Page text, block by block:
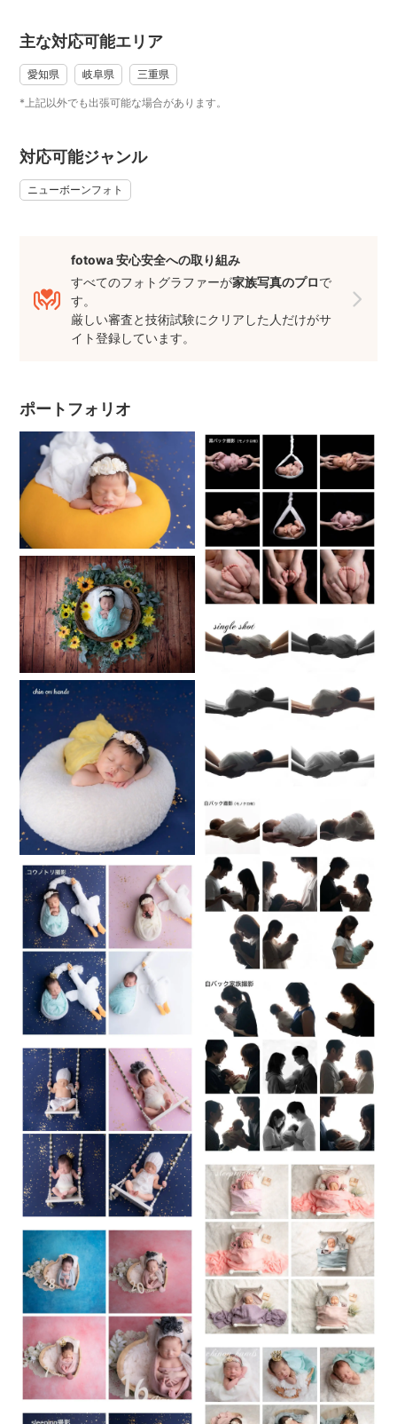
土・日・祝日 29,700円（税込）
遠方のご予約は2枠のスタンダードプランからお願いします。
❀✿❀✿❀✿❀✿❀✿❀✿❀✿❀✿❀✿❀✿❀✿❀
合計4〜5パターン
足、手、などのパーツ撮りもございます。
その他、裸黒バック・ブランコ・兄弟撮影・チンオンハン
ズ・ポテトサック、裸天使、白バック家族撮影
所要時間：2時間(小物貸出・出張費込み)
機材設置撤去などに１５分前後かかります。
ます。（事前にお伝えください）
料金：(2枠料金)平日 48,400円（税込）
土・日・祝日59,400円（税込）
ご予約方法は1時間の予約を2回行ってください。
（例：13:00~14:00と14:00~15:00）
❀✿❀✿❀✿❀✿❀✿❀✿❀✿❀✿❀✿❀✿❀✿❀
⚠️『裸黒バック・ブランコ・兄弟撮影・チンオンハンズ・ポ
テトサック、裸天使』はスタンダードプラン以上から対応と
なります。
赤ちゃんの安心安全はもちろんのこと、負担をかけない撮影
をしております。
赤ちゃんに負担のかかる撮影はお断りしていますのでご注意
ください。
名古屋市内からお伺いいたしますので遠方の方はお受け出来
ないプランがございますのでご確認お願いいたします。
当日の赤ちゃんの状況次第でお時間前後する可能性がありま
すので撮影前後は余裕のあるスケジュールでお願いいたしま
❀✿❀✿❀✿❀✿❀✿❀✿❀✿❀✿❀✿❀✿❀✿❀
〜アートニューボーンフォトご予約の方へ〜
※ ライティングを行うため天候に左右されず夜でも日中同様の
クオリティで撮影できます。
❶ スペース･授乳『撮影当日の準備』
⑴家具などない4帖〜6帖のスペースをご用意下さい。
広いスペースがない場合2m×2mご用意ください。
※ライティングを行うため窓際でなくてもOKです。
⑵カメラマンが到着する3時間前に授乳して、お腹を空かせて
ください。
⑶撮影時間の少し前に沐浴するとお顔も綺麗になり撮影前の
授乳でよりよく眠ってくれます。
⑷カメラマン到着20分前にいつもより多めにミルクを作って
いただき（120ml〜160ml程度）授乳お願いします。 残った
分は撮影中に使わせていただく事がございます。
❷ 駐車場
車移動のため無料駐車場のご用意をお願いします。
40kg以上の荷物がある為、駐車場からご自宅まで距離がある
場合はご相談ください。
※fotowa規定では有料駐車場の場合フォトグラファー負担とな
りますので無料駐車場のご用意をお願いしております。
⚠️違法駐車や駐車場がない場合はお受けできません。
❸ 希望セット
ミニプラン：ご希望セット1パターンお選びください。
籠またはビーンバックのセットになります。
スタンダード：ご希望セット4パターンお選びください。
籠またはビーンバックのセット2つお好きなポーズ2つになり
主な対応可能エリア
愛知県 岐阜県 三重県
*上記以外でも出張可能な場合があります。
対応可能ジャンル
ニューボーンフォト
fotowa 安心安全への取り組み
すべてのフォトグラファーが家族写真のプロで
す。
厳しい審査と技術試験にクリアした人だけがサ
イト登録しています。
ポートフォリオ